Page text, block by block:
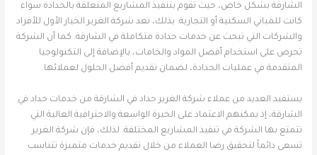
الشارقة بشكل خاص، حيث تقوم بتنفيذ المشاريع المتعلقة بالحدادة سواء
كانت للمباني السكنية أو التجارية. بذلك، تعد شركة الغرير الخيار الأول للأفراد
والشركات التي تبحث عن خدمات حدادة متكاملة في الشارقة. كما أن الشركة
تحرص على استخدام أفضل المواد والخامات، بالإضافة إلى التكنولوجيا
المتقدمة في عمليات الحدادة، لضمان تقديم أفضل الحلول لعملائها.
يستفيد العديد من عملاء شركة الغرير حداد في الشارقة من خدمات حداد في
الشارقة، إذ يمكنهم الاعتماد على الخبرة الواسعة والاحترافية العالية التي
تتمتع بها الشركة في تنفيذ المشاريع المختلفة. لذلك، فإن شركة الغرير
تسعى دائماً لتحقيق رضا العملاء من خلال تقديم خدمات متميزة تتناسب